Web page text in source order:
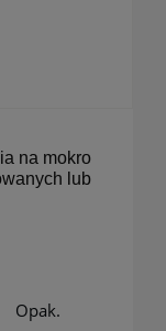
płatności
na mokro
lub
Opak.